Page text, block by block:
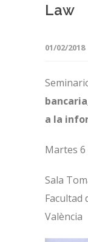
Law
01/02/2018
a la
Martes 6
Sala
Facultad
València